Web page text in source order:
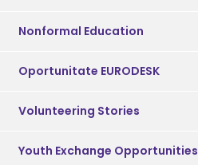
Nonformal Education
Oportunitate EURODESK
Volunteering Stories
Youth Exchange Opportunities